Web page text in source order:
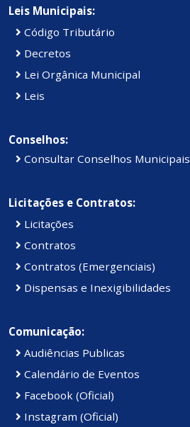
Leis Municipais:
Código Tributário
Decretos
Lei Orgânica Municipal
Leis
Conselhos:
Consultar Conselhos Municipais
Licitações e Contratos:
Licitações
Contratos
Contratos (Emergenciais)
Dispensas e Inexigibilidades
Comunicação:
Audiências Publicas
Calendário de Eventos
Facebook (Oficial)
Instagram (Oficial)